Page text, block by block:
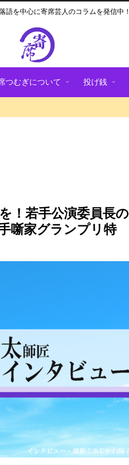
語を中心に寄席芸人のコラムを発信中！
つむぎについて 投げ銭
！若手公演委員長の
噺家グランプリ特